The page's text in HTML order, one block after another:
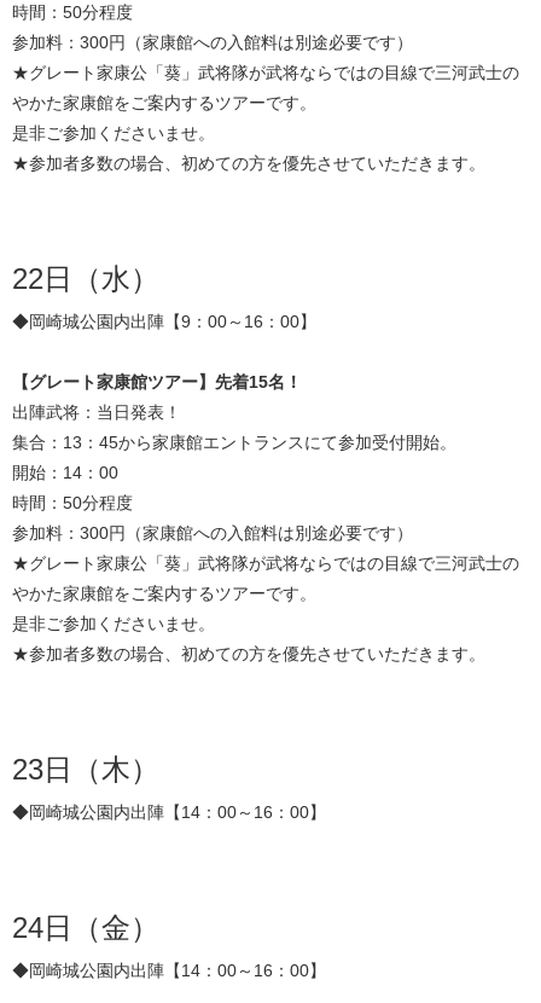
時間：50分程度
参加料：300円（家康館への入館料は別途必要です）
★グレート家康公「葵」武将隊が武将ならではの目線で三河武士の
やかた家康館をご案内するツアーです。
是非ご参加くださいませ。
★参加者多数の場合、初めての方を優先させていただきます。
22日（水）
◆岡崎城公園内出陣【9：00～16：00】
【グレート家康館ツアー】先着15名！
出陣武将：当日発表！
集合：13：45から家康館エントランスにて参加受付開始。
開始：14：00
時間：50分程度
参加料：300円（家康館への入館料は別途必要です）
★グレート家康公「葵」武将隊が武将ならではの目線で三河武士の
やかた家康館をご案内するツアーです。
是非ご参加くださいませ。
★参加者多数の場合、初めての方を優先させていただきます。
23日（木）
◆岡崎城公園内出陣【14：00～16：00】
24日（金）
◆岡崎城公園内出陣【14：00～16：00】